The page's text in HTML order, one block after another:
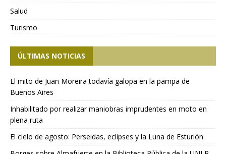
Salud
Turismo
ÚLTIMAS NOTICIAS
El mito de Juan Moreira todavía galopa en la pampa de
Buenos Aires
Inhabilitado por realizar maniobras imprudentes en moto en
plena ruta
El cielo de agosto: Perseidas, eclipses y la Luna de Esturión